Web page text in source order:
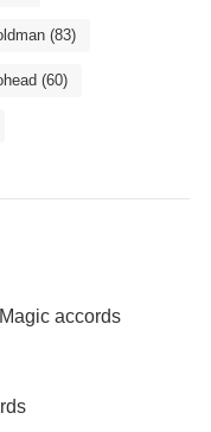
(83)
(60)
accords